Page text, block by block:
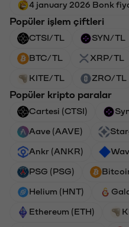
4 january 2026 Bonk
Popüler işlem çiftleri
CTSI/TL SYN/TL
BTC/TL XRP/TL
KITE/TL ZRO/TL
Popüler kripto paralar
Cartesi (CTSI)
Aave (AAVE)
Ankr (ANKR)
PSG (PSG)
Helium (HNT)
Ethereum (ETH)